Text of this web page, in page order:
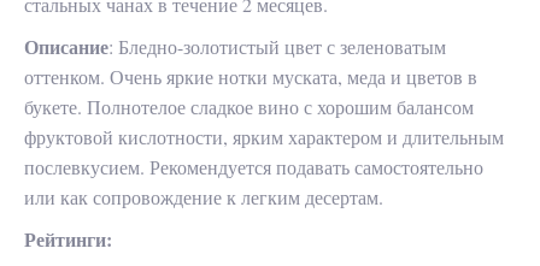
Описание: Бледно-золотистый цвет с зеленоватым
оттенком. Очень яркие нотки муската, меда и цветов в
букете. Полнотелое сладкое вино с хорошим балансом
фруктовой кислотности, ярким характером и длительным
послевкусием. Рекомендуется подавать самостоятельно
или как сопровождение к легким десертам.
Рейтинги: